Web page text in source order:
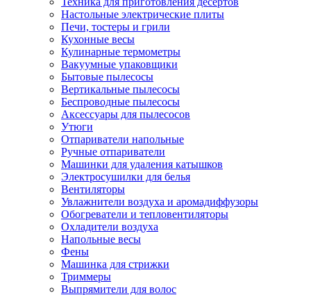
Настольные электрические плиты
Печи, тостеры и грили
Кухонные весы
Кулинарные термометры
Вакуумные упаковщики
Бытовые пылесосы
Вертикальные пылесосы
Беспроводные пылесосы
Аксессуары для пылесосов
Утюги
Отпариватели напольные
Ручные отпариватели
Машинки для удаления катышков
Электросушилки для белья
Вентиляторы
Увлажнители воздуха и аромадиффузоры
Обогреватели и тепловентиляторы
Охладители воздуха
Напольные весы
Фены
Машинка для стрижки
Триммеры
Выпрямители для волос